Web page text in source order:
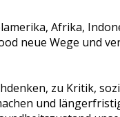
Afrika,
neue Wege und
zu Kritik,
und